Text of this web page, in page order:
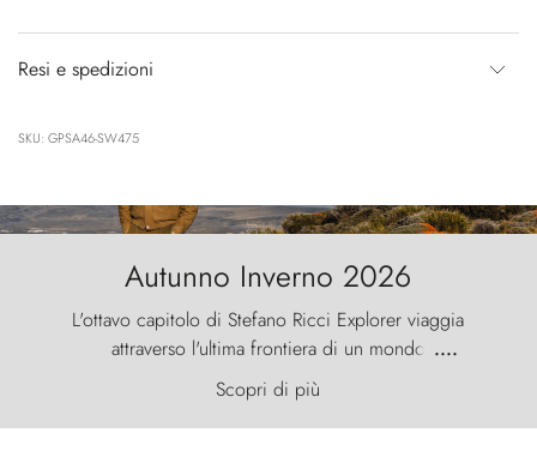
Resi e spedizioni
SKU: GPSA46-SW475
Autunno Inverno 2026
L'ottavo capitolo di Stefano Ricci Explorer viaggia
attraverso l'ultima frontiera di un mondo
primordiale, dove il vento scolpisce la natura con
furia ancestrale e le Torres del Paine sfidano il
cielo come sentinelle di pietra.
....
Scopri di più